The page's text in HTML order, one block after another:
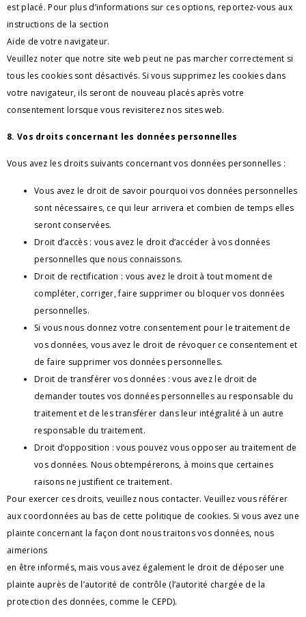
est placé. Pour plus d’informations sur ces options, reportez-vous aux
instructions de la section
Aide de votre navigateur.
Veuillez noter que notre site web peut ne pas marcher correctement si
tous les cookies sont désactivés. Si vous supprimez les cookies dans
votre navigateur, ils seront de nouveau placés après votre
consentement lorsque vous revisiterez nos sites web.
8. Vos droits concernant les données personnelles
Vous avez les droits suivants concernant vos données personnelles :
Vous avez le droit de savoir pourquoi vos données personnelles
sont nécessaires, ce qui leur arrivera et combien de temps elles
seront conservées.
Droit d’accès : vous avez le droit d’accéder à vos données
personnelles que nous connaissons.
Droit de rectification : vous avez le droit à tout moment de
compléter, corriger, faire supprimer ou bloquer vos données
personnelles.
Si vous nous donnez votre consentement pour le traitement de
vos données, vous avez le droit de révoquer ce consentement et
de faire supprimer vos données personnelles.
Droit de transférer vos données : vous avez le droit de
demander toutes vos données personnelles au responsable du
traitement et de les transférer dans leur intégralité à un autre
responsable du traitement.
Droit d’opposition : vous pouvez vous opposer au traitement de
vos données. Nous obtempérerons, à moins que certaines
raisons ne justifient ce traitement.
Pour exercer ces droits, veuillez nous contacter. Veuillez vous référer
aux coordonnées au bas de cette politique de cookies. Si vous avez une
plainte concernant la façon dont nous traitons vos données, nous
aimerions
en être informés, mais vous avez également le droit de déposer une
plainte auprès de l’autorité de contrôle (l’autorité chargée de la
protection des données, comme le CEPD).